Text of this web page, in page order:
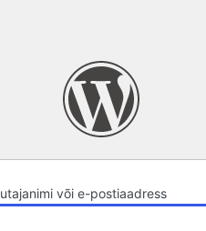
või e-postiaadress